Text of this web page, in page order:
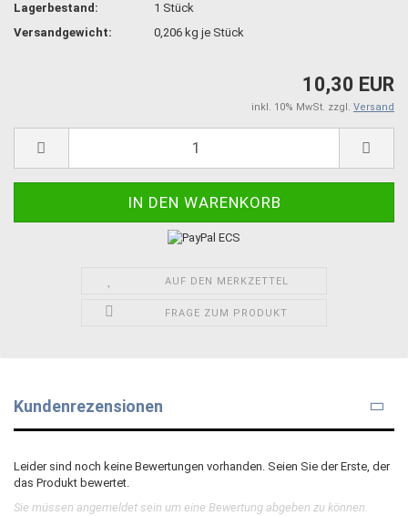
Lagerbestand: 1 Stück
Versandgewicht:
0,206 kg je Stück
10,30 EUR
inkl. 10% MwSt. zzgl. Versand
AUF DEN MERKZETTEL
FRAGE ZUM PRODUKT
Kundenrezensionen
Leider sind noch keine Bewertungen vorhanden. Seien Sie der Erste, der
das Produkt bewertet.
Sie müssen angemeldet sein um eine Bewertung abgeben zu können.